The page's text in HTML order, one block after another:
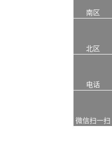
南区
北区
电话
微信扫一扫